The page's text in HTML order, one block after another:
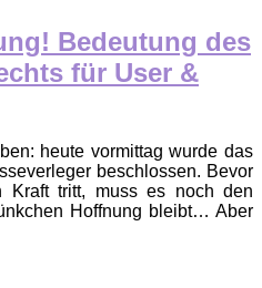
Bedeutung des
für User &
heute vormittag wurde das
beschlossen. Bevor
Kraft tritt, muss es noch den
Hoffnung bleibt… Aber